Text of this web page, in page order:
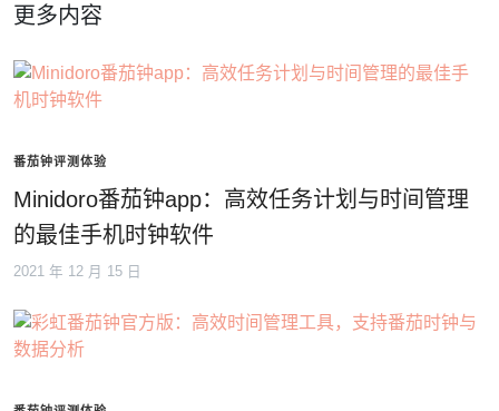
更多内容
番茄钟评测体验
Minidoro番茄钟app：高效任务计划与时间管理
的最佳手机时钟软件
2021 年 12 月 15 日